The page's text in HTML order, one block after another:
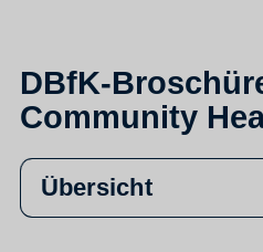
DBfK-
Community
Übersicht